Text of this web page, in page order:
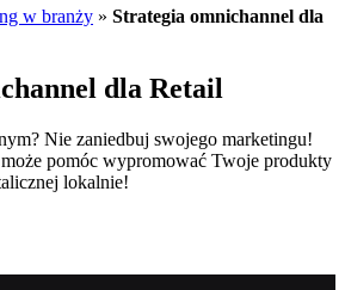
w branży » Strategia omnichannel dla
dla Retail
Nie zaniedbuj swojego marketingu!
pomóc wypromować Twoje produkty
lokalnie!